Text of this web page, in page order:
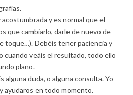
y es normal que el
que cambiarlo, darle de nuevo de
toque…). Debéis tener paciencia y
cuando veáis el resultado, todo ello
plano.
alguna duda, o alguna consulta. Yo
ayudaros en todo momento.